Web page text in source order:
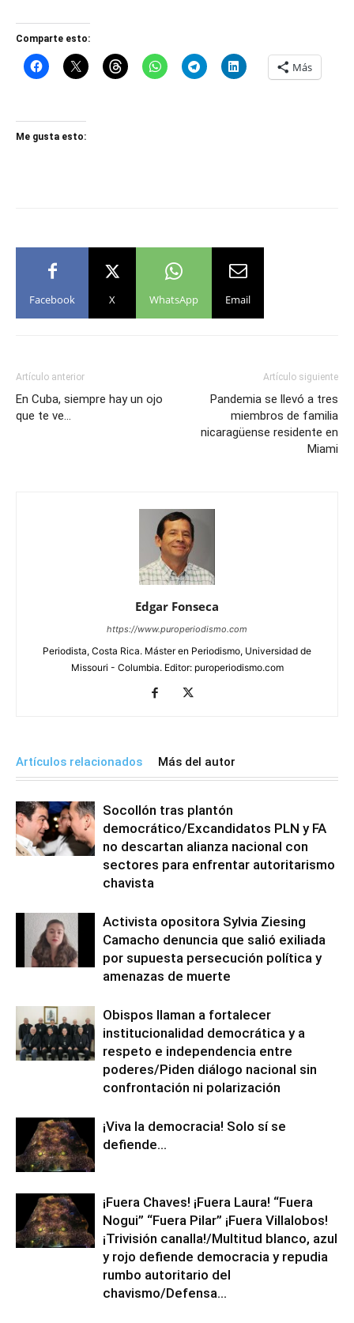
Comparte esto:
Más
Me gusta esto:
Facebook X WhatsApp Email
Artículo anterior
En Cuba, siempre hay un ojo
que te ve…
Artículo siguiente
Pandemia se llevó a tres
miembros de familia
nicaragüense residente en
Miami
Edgar Fonseca
https://www.puroperiodismo.com
Periodista, Costa Rica. Máster en Periodismo, Universidad de
Missouri - Columbia. Editor: puroperiodismo.com
Artículos relacionados Más del autor
Socollón tras plantón
democrático/Excandidatos PLN y FA
no descartan alianza nacional con
sectores para enfrentar autoritarismo
chavista
Activista opositora Sylvia Ziesing
Camacho denuncia que salió exiliada
por supuesta persecución política y
amenazas de muerte
Obispos llaman a fortalecer
institucionalidad democrática y a
respeto e independencia entre
poderes/Piden diálogo nacional sin
confrontación ni polarización
¡Viva la democracia! Solo sí se
defiende…
¡Fuera Chaves! ¡Fuera Laura! “Fuera
Nogui” “Fuera Pilar” ¡Fuera Villalobos!
¡Trivisión canalla!/Multitud blanco, azul
y rojo defiende democracia y repudia
rumbo autoritario del
chavismo/Defensa...